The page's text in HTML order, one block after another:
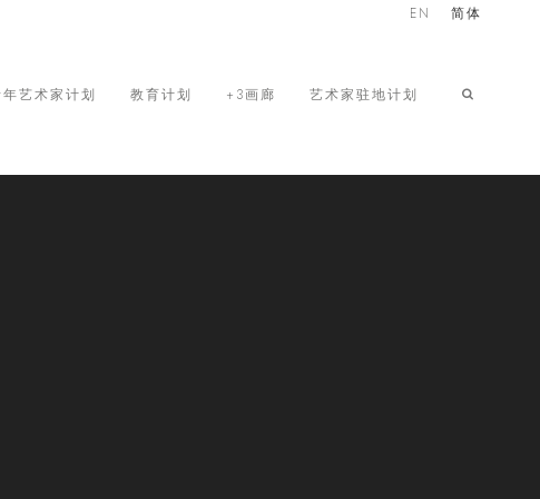
年艺术家计划 教育计划 +3画廊 艺术家驻地计划
EN 简体